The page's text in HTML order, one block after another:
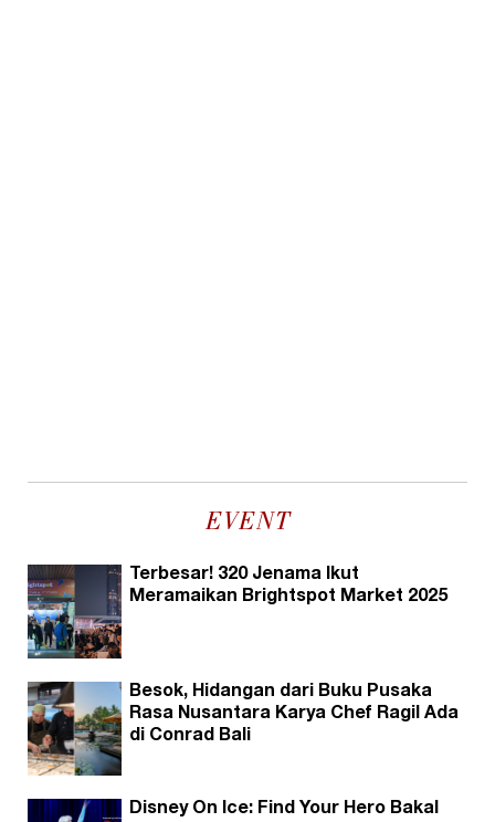
EVENT
Terbesar! 320 Jenama Ikut
Meramaikan Brightspot Market 2025
Besok, Hidangan dari Buku Pusaka
Rasa Nusantara Karya Chef Ragil Ada
di Conrad Bali
Disney On Ice: Find Your Hero Bakal